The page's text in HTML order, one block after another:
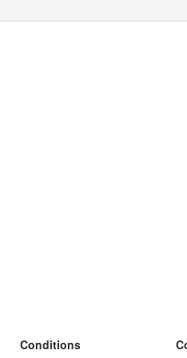
Conditions